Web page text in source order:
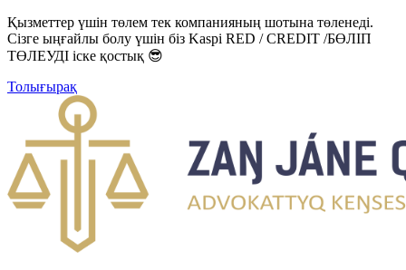
Қызметтер үшін төлем тек компанияның шотына төленеді.
Сізге ыңғайлы болу үшін біз Kaspi RED / CREDIT /БӨЛІП
ТӨЛЕУДІ іске қостық 😎
Толығырақ